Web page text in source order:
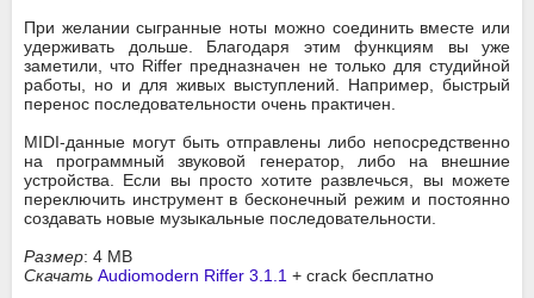
При желании сыгранные ноты можно соединить вместе или
удерживать дольше. Благодаря этим функциям вы уже
заметили, что Riffer предназначен не только для студийной
работы, но и для живых выступлений. Например, быстрый
перенос последовательности очень практичен.
MIDI-данные могут быть отправлены либо непосредственно
на программный звуковой генератор, либо на внешние
устройства. Если вы просто хотите развлечься, вы можете
переключить инструмент в бесконечный режим и постоянно
создавать новые музыкальные последовательности.
Размер: 4 MB
Скачать Audiomodern Riffer 3.1.1 + crack бесплатно